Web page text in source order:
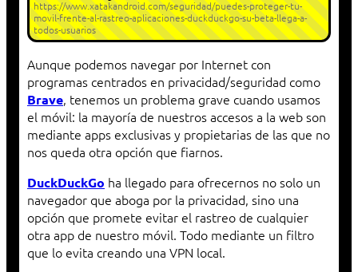
https://www.xatakandroid.com/seguridad/puedes-proteger-tu-
movil-frente-al-rastreo-aplicaciones-duckduckgo-su-beta-llega-a-
todos-usuarios
Aunque podemos navegar por Internet con
programas centrados en privacidad/seguridad como
Brave, tenemos un problema grave cuando usamos
el móvil: la mayoría de nuestros accesos a la web son
mediante apps exclusivas y propietarias de las que no
nos queda otra opción que fiarnos.
DuckDuckGo ha llegado para ofrecernos no solo un
navegador que aboga por la privacidad, sino una
opción que promete evitar el rastreo de cualquier
otra app de nuestro móvil. Todo mediante un filtro
que lo evita creando una VPN local.